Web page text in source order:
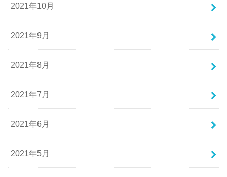
2021年10月
2021年9月
2021年8月
2021年7月
2021年6月
2021年5月